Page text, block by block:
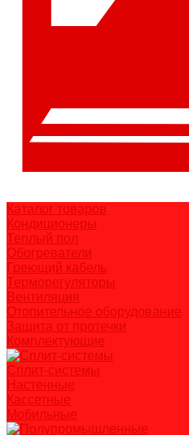
Каталог товаров
Кондиционеры
Теплый пол
Обогреватели
Греющий кабель
Терморегуляторы
Вентиляция
Отопительное оборудование
Защита от протечки
Комплектующие
Сплит-системы
Настенные
Кассетные
Мобильные